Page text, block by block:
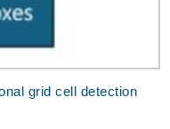
grid cell detection